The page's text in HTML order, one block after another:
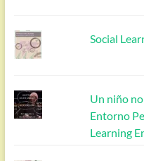
Social
Un niño
Entorno
Learning